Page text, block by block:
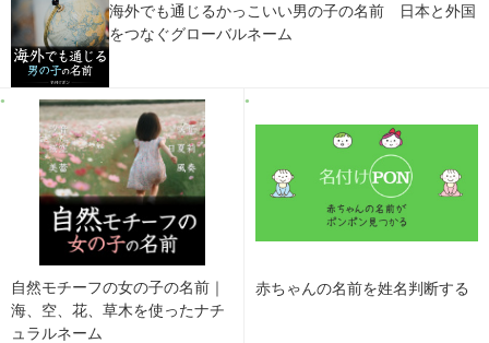
海外でも通じるかっこいい男の子の名前 日本と外国
をつなぐグローバルネーム
自然モチーフの女の子の名前｜
海、空、花、草木を使ったナチ
ュラルネーム
赤ちゃんの名前を姓名判断する